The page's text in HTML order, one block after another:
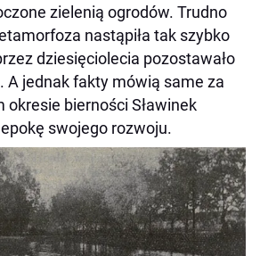
zielenią ogrodów. Trudno
nastąpiła tak szybko
dziesięciolecia pozostawało
A jednak fakty mówią same za
okresie bierności Sławinek
swojego rozwoju.